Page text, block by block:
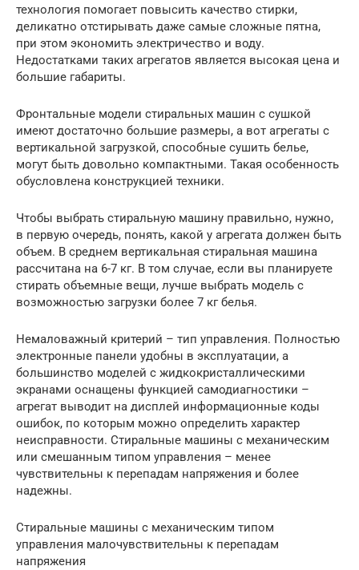
технология помогает повысить качество стирки,
деликатно отстирывать даже самые сложные пятна,
при этом экономить электричество и воду.
Недостатками таких агрегатов является высокая цена и
большие габариты.
Фронтальные модели стиральных машин с сушкой
имеют достаточно большие размеры, а вот агрегаты с
вертикальной загрузкой, способные сушить белье,
могут быть довольно компактными. Такая особенность
обусловлена конструкцией техники.
Чтобы выбрать стиральную машину правильно, нужно,
в первую очередь, понять, какой у агрегата должен быть
объем. В среднем вертикальная стиральная машина
рассчитана на 6-7 кг. В том случае, если вы планируете
стирать объемные вещи, лучше выбрать модель с
возможностью загрузки более 7 кг белья.
Немаловажный критерий – тип управления. Полностью
электронные панели удобны в эксплуатации, а
большинство моделей с жидкокристаллическими
экранами оснащены функцией самодиагностики –
агрегат выводит на дисплей информационные коды
ошибок, по которым можно определить характер
неисправности. Стиральные машины с механическим
или смешанным типом управления – менее
чувствительны к перепадам напряжения и более
надежны.
Стиральные машины с механическим типом
управления малочувствительны к перепадам
напряжения